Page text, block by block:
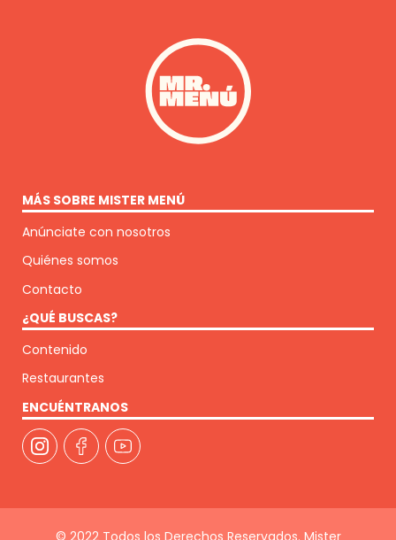
MÁS SOBRE MISTER MENÚ
Anúnciate con nosotros
Quiénes somos
Contacto
¿QUÉ BUSCAS?
Contenido
Restaurantes
ENCUÉNTRANOS
© 2022 Todos los Derechos Reservados. Mister